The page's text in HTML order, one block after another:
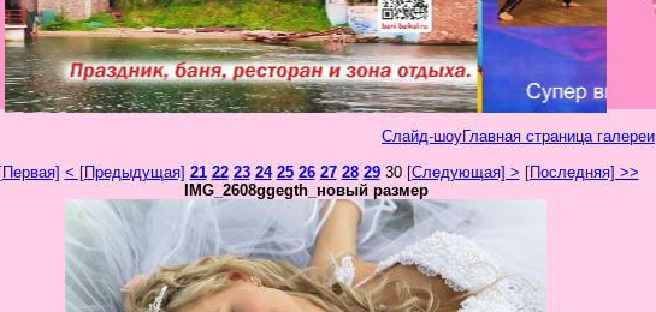
Главная страница галереи
Слайд-шоу
< [Предыдущая] 21 22 23 24 25 26 27 28 29 30 [Следующая] > [Последняя] >>
IMG_2608ggegth_новый размер